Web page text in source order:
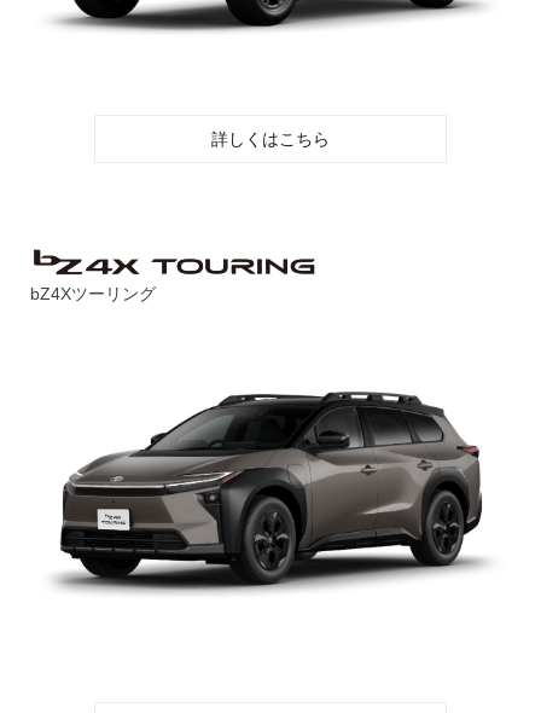
詳しくはこちら
bZ4Xツーリング